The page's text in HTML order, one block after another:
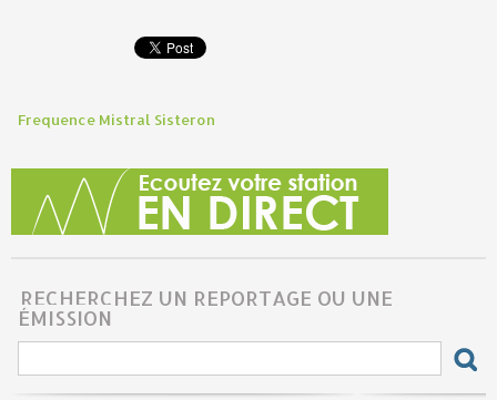
Frequence Mistral Sisteron
RECHERCHEZ UN REPORTAGE OU UNE
ÉMISSION